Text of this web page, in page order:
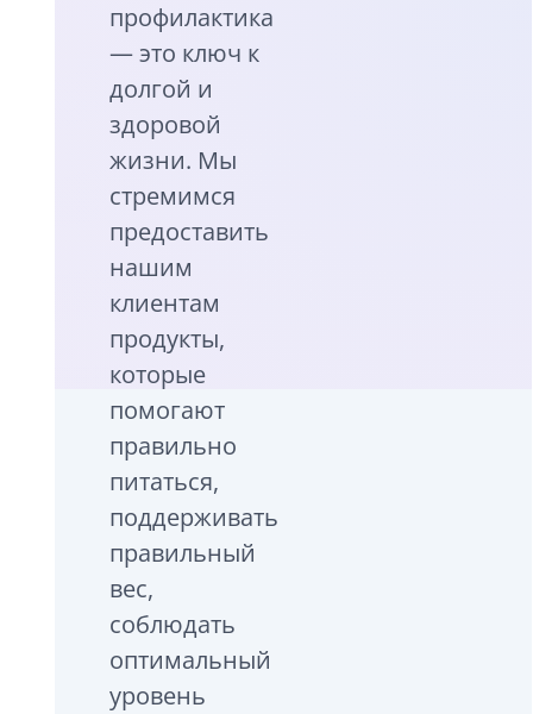
профилактика
— это ключ к
долгой и
здоровой
жизни. Мы
стремимся
предоставить
нашим
клиентам
продукты,
которые
помогают
правильно
питаться,
поддерживать
правильный
вес,
соблюдать
оптимальный
уровень